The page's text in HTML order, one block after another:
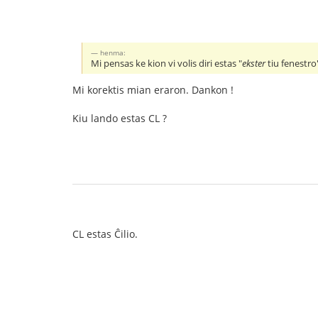
henma:
Mi pensas ke kion vi volis diri estas "ekstertiu
Mi korektis mian eraron. Dankon !
Kiu lando estas CL ?
CL estas Ĉilio.